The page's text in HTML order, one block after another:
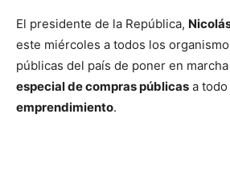
El presidente de la República,
este miércoles a todos los
públicas del país de poner en
especial de compras públicas a
emprendimiento.